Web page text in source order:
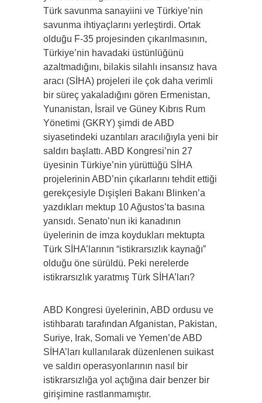
Türk savunma sanayiini ve Türkiye’nin
savunma ihtiyaçlarını yerleştirdi. Ortak
olduğu F-35 projesinden çıkarılmasının,
Türkiye’nin havadaki üstünlüğünü
azaltmadığını, bilakis silahlı insansız hava
aracı (SİHA) projeleri ile çok daha verimli
bir süreç yakaladığını gören Ermenistan,
Yunanistan, İsrail ve Güney Kıbrıs Rum
Yönetimi (GKRY) şimdi de ABD
siyasetindeki uzantıları aracılığıyla yeni bir
saldırı başlattı. ABD Kongresi’nin 27
üyesinin Türkiye’nin yürüttüğü SİHA
projelerinin ABD’nin çıkarlarını tehdit ettiği
gerekçesiyle Dışişleri Bakanı Blinken’a
yazdıkları mektup 10 Ağustos’ta basına
yansıdı. Senato’nun iki kanadının
üyelerinin de imza koydukları mektupta
Türk SİHA’larının “istikrarsızlık kaynağı”
olduğu öne sürüldü. Peki nerelerde
istikrarsızlık yaratmış Türk SİHA’ları?
ABD Kongresi üyelerinin, ABD ordusu ve
istihbaratı tarafından Afganistan, Pakistan,
Suriye, Irak, Somali ve Yemen’de ABD
SİHA’ları kullanılarak düzenlenen suikast
ve saldırı operasyonlarının nasıl bir
istikrarsızlığa yol açtığına dair benzer bir
girişimine rastlanmamıştır.